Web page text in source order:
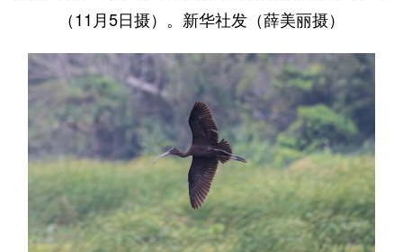
（11月5日摄）。新华社发（薛美丽摄）